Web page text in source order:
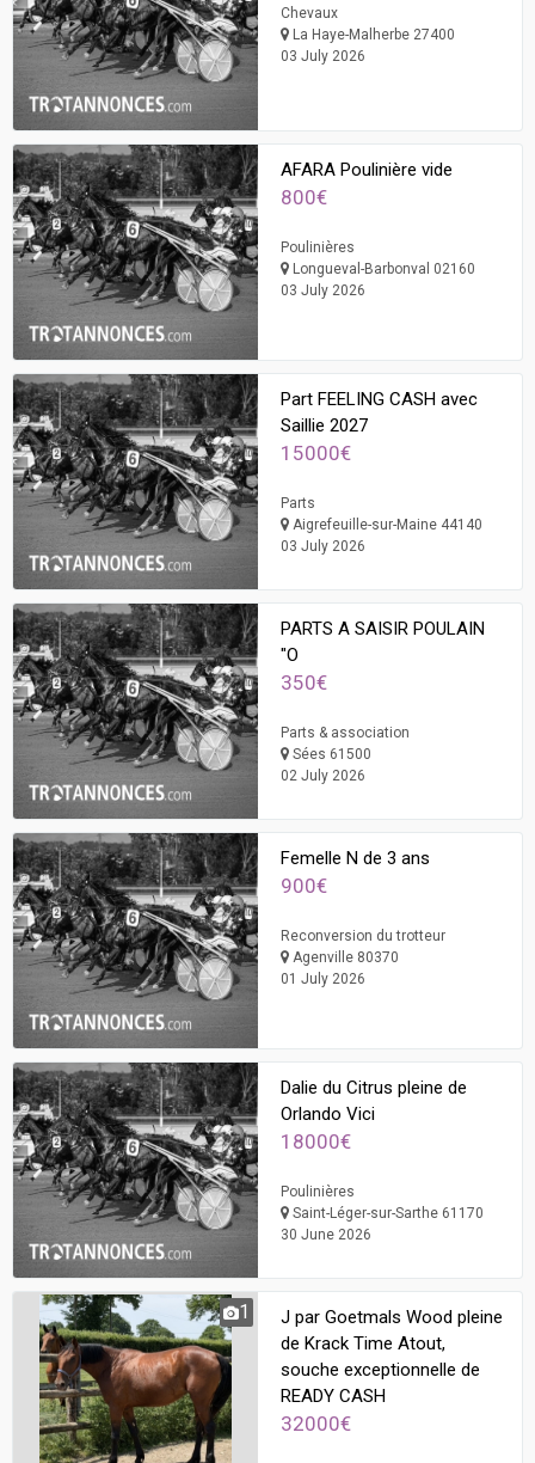
Chevaux
La Haye-Malherbe 27400
03 July 2026
AFARA Poulinière vide
800€
Poulinières
Longueval-Barbonval 02160
03 July 2026
Part FEELING CASH avec
Saillie 2027
15000€
Parts
Aigrefeuille-sur-Maine 44140
03 July 2026
PARTS A SAISIR POULAIN
"O
350€
Parts & association
Sées 61500
02 July 2026
Femelle N de 3 ans
900€
Reconversion du trotteur
Agenville 80370
01 July 2026
Dalie du Citrus pleine de
Orlando Vici
18000€
Poulinières
Saint-Léger-sur-Sarthe 61170
30 June 2026
1
J par Goetmals Wood pleine
de Krack Time Atout,
souche exceptionnelle de
READY CASH
32000€